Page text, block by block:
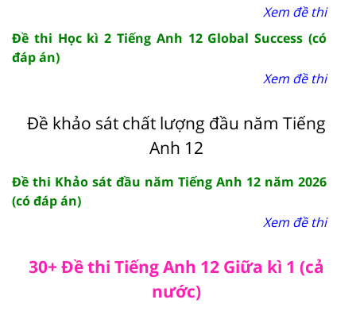
Xem đề thi
Đề thi Học kì 2 Tiếng Anh 12 Global Success (có
đáp án)
Xem đề thi
Đề khảo sát chất lượng đầu năm Tiếng
Anh 12
Đề thi Khảo sát đầu năm Tiếng Anh 12 năm 2026
(có đáp án)
Xem đề thi
30+ Đề thi Tiếng Anh 12 Giữa kì 1 (cả
nước)